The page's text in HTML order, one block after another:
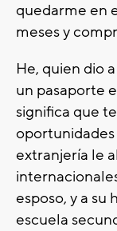
quedarme en
meses y
He, quien dio
un pasaporte
significa que
extranjería le
esposo, y a su
escuela